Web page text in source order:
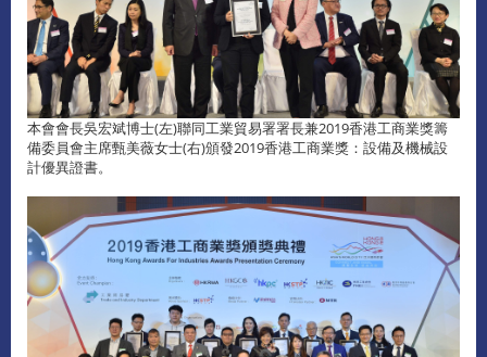
本會會長吳宏斌博士(左)聯同工業貿易署署長兼2019香港工商業獎籌
備委員會主席甄美薇女士(右)頒發2019香港工商業獎：設備及機械設
計優異證書。